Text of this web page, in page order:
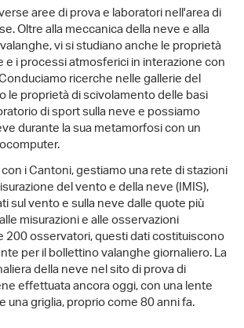
aree di prova e laboratori nell'area di
Oltre alla meccanica della neve e alla
vi si studiano anche le proprietà
i processi atmosferici in interazione con
ricerche nelle gallerie del
le proprietà di scivolamento delle basi
di sport sulla neve e possiamo
durante la sua metamorfosi con un
i Cantoni, gestiamo una rete di stazioni
del vento e della neve (IMIS),
sul vento e sulla neve dalle quote più
misurazioni e alle osservazioni
200 osservatori, questi dati costituiscono
per il bollettino valanghe giornaliero. La
della neve nel sito di prova di
effettuata ancora oggi, con una lente
griglia, proprio come 80 anni fa.